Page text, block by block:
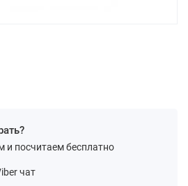
и посчитаем бесплатно
чат